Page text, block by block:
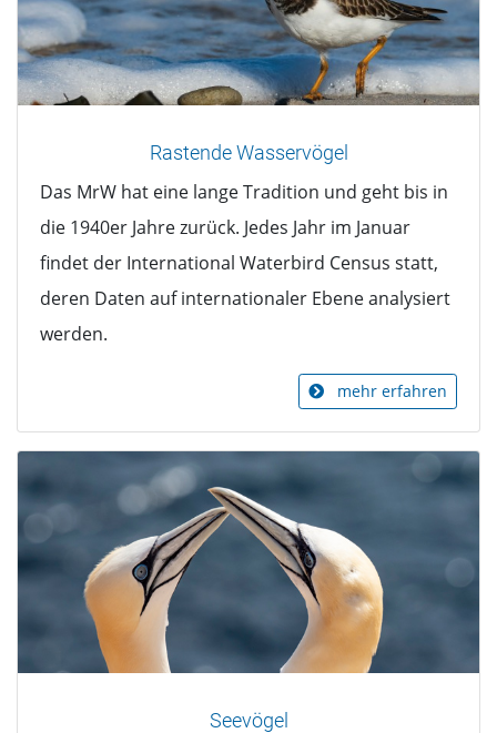
Rastende Wasservögel
Das MrW hat eine lange Tradition und geht bis in
die 1940er Jahre zurück. Jedes Jahr im Januar
findet der International Waterbird Census statt,
deren Daten auf internationaler Ebene analysiert
werden.
mehr erfahren
Seevögel